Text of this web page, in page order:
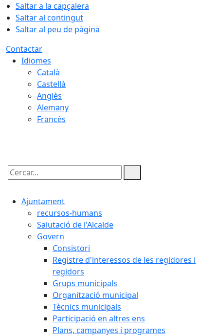
Saltar a la capçalera
Saltar al contingut
Saltar al peu de pàgina
Contactar
Idiomes
Català
Castellà
Anglès
Alemany
Francès
Cercar:
Ajuntament
recursos-humans
Salutació de l'Alcalde
Govern
Consistori
Registre d'interessos de les regidores i
regidors
Grups municipals
Organització municipal
Tècnics municipals
Participació en altres ens
Plans, campanyes i programes